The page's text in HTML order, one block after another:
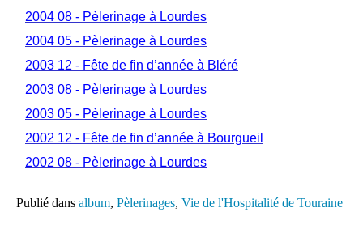
2004 08 - Pèlerinage à Lourdes
2004 05 - Pèlerinage à Lourdes
2003 12 - Fête de fin d’année à Bléré
2003 08 - Pèlerinage à Lourdes
2003 05 - Pèlerinage à Lourdes
2002 12 - Fête de fin d’année à Bourgueil
2002 08 - Pèlerinage à Lourdes
Publié dans album, Pèlerinages, Vie de l'Hospitalité de Touraine